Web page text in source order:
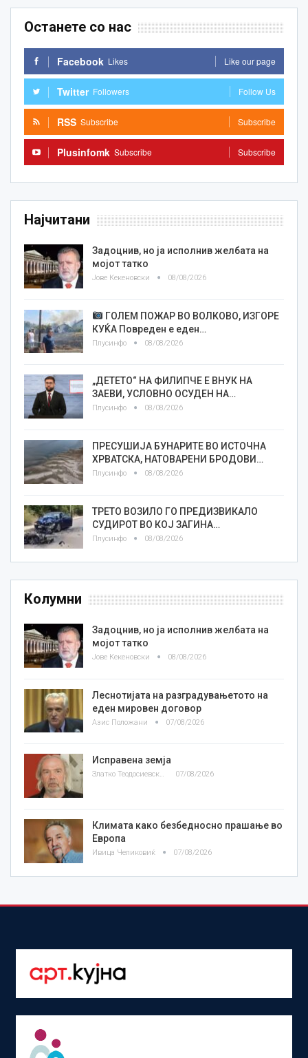
Останете со нас
Facebook Likes Like our page
Twitter Followers Follow Us
RSS Subscribe Subscribe
Plusinfomk Subscribe Subscribe
Најчитани
Задоцнив, но ја исполнив желбата на
мојот татко
Јове Кекеновски 08/08/2026
ГОЛЕМ ПОЖАР ВО ВОЛКОВО, ИЗГОРЕ
КУЌА Повреден е еден…
Плусинфо 08/08/2026
„ДЕТЕТО“ НА ФИЛИПЧЕ Е ВНУК НА
ЗАЕВИ, УСЛОВНО ОСУДЕН НА…
Плусинфо 08/08/2026
ПРЕСУШИЈА БУНАРИТЕ ВО ИСТОЧНА
ХРВАТСКА, НАТОВАРЕНИ БРОДОВИ…
Плусинфо 08/08/2026
ТРЕТО ВОЗИЛО ГО ПРЕДИЗВИКАЛО
СУДИРОТ ВО КОЈ ЗАГИНА…
Плусинфо 08/08/2026
Колумни
Задоцнив, но ја исполнив желбата на
мојот татко
Јове Кекеновски 08/08/2026
Леснотијата на разградувањетото на
еден мировен договор
Азис Положани 07/08/2026
Исправена земја
Златко Теодосиевски 07/08/2026
Климата како безбедносно прашање во
Европа
Ивица Челиковиќ 07/08/2026